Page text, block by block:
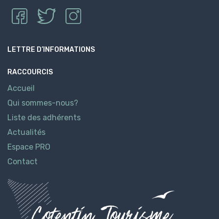
LETTRE D’INFORMATIONS
RACCOURCIS
Accueil
Qui sommes-nous?
Liste des adhérents
Actualités
Espace PRO
Contact